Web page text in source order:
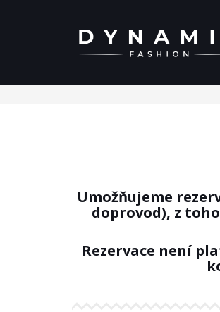
REZERVACE
Umožňujeme
doprovod), z
Rezervace není